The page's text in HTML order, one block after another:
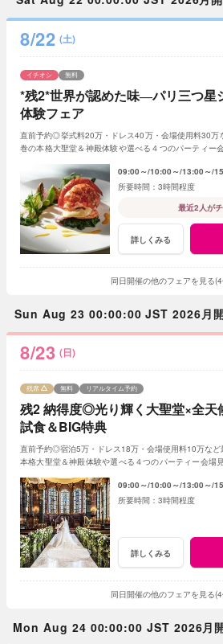
8/22 (土)
*残2*世界が認めた味―パリ三つ
体験フェア
イチオシ 無料
直前予約◎挙式料20万・ドレス40万・会場使用料30
巻の本格大聖堂＆神殿体験や選べる４つのパーティー
09:00～ 10:00～ 13:00～
3時間程度
最近2人が
詳しくみる
同日開催の他のフェアを見る
Sun Aug 23 00:00:00 JST 2026月開
8/23 (日)
残2 納得度◎光り輝く大聖堂×全天
試食＆BIG特典
残席 無料 リアルタイム予約
直前予約◎宿泊5万・ドレス18万・会場使用料10万な
本格大聖堂＆神殿体験や選べる４つのパーティー会場
09:00～ 10:00～ 13:00～
3時間程度
詳しくみる
同日開催の他のフェアを見る
Mon Aug 24 00:00:00 JST 2026月